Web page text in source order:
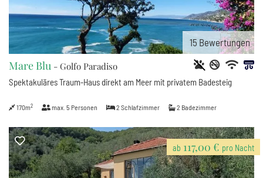
15 Bewertungen
Mare Blu - Golfo Paradiso
Spektakuläres Traum-Haus direkt am Meer mit privatem Badesteig
170m2 max. 5 Personen 2 Schlafzimmer 2 Badezimmer
ab 117,00 € pro Nacht